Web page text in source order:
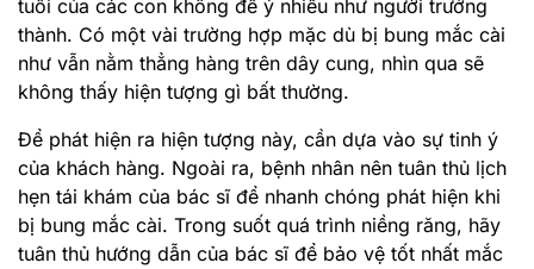
tuổi của các con không để ý nhiều như người trưởng
thành. Có một vài trường hợp mặc dù bị bung mắc cài
như vẫn nằm thẳng hàng trên dây cung, nhìn qua sẽ
không thấy hiện tượng gì bất thường.
Để phát hiện ra hiện tượng này, cần dựa vào sự tinh ý
của khách hàng. Ngoài ra, bệnh nhân nên tuân thủ lịch
hẹn tái khám của bác sĩ để nhanh chóng phát hiện khi
bị bung mắc cài. Trong suốt quá trình niềng răng, hãy
tuân thủ hướng dẫn của bác sĩ để bảo vệ tốt nhất mắc